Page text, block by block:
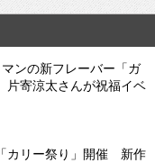
ンの新フレーバー「ガ
寄涼太さんが祝福イベ
カリー祭り」開催 新作